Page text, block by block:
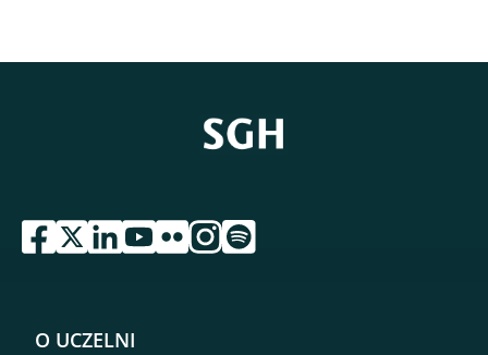
przejdź do serwisu facebook sgh
przejdź do serwisu twitter sgh
przejdź do serwisu linkedin sgh
przejdź do serwisu youtube sgh
przejdź do serwisu flickr sgh
przejdź do serwisu instagram sgh
przejdź do serwisu spotify sgh
O UCZELNI